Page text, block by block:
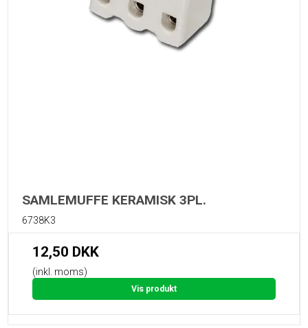
SAMLEMUFFE KERAMISK 3PL.
6738K3
12,50 DKK
(inkl. moms)
Vis produkt